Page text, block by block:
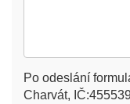
Po odeslání
Charvát,